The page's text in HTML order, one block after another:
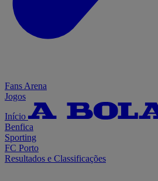
Fans Arena
Jogos
Início
Benfica
Sporting
FC Porto
Resultados e Classificações